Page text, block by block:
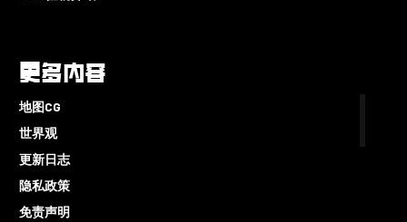
更多内容
地图CG
世界观
更新日志
隐私政策
免责声明